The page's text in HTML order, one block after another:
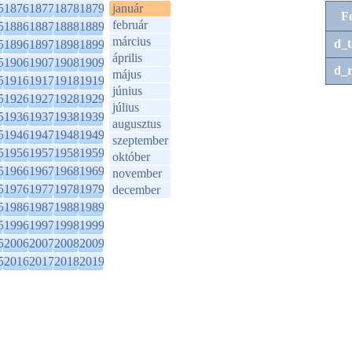
1876187718781879
1886188718881889
1896189718981899
1906190719081909
1916191719181919
1926192719281929
1936193719381939
1946194719481949
1956195719581959
1966196719681969
1976197719781979
1986198719881989
1996199719981999
2006200720082009
2016201720182019
január
február
március
április
május
június
július
augusztus
szeptember
október
november
december